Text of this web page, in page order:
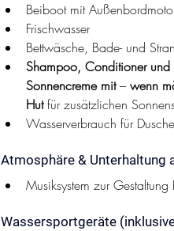
Beiboot mit
Frischwasser
Bettwäsche, Bade- und
Shampoo, Conditioner und
Sonnencreme mit – wenn
Hut für zusätzlichen
Wasserverbrauch für
Atmosphäre & Unterhaltung
Musiksystem zur
Wassersportgeräte